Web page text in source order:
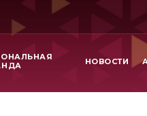
НОВОСТИ